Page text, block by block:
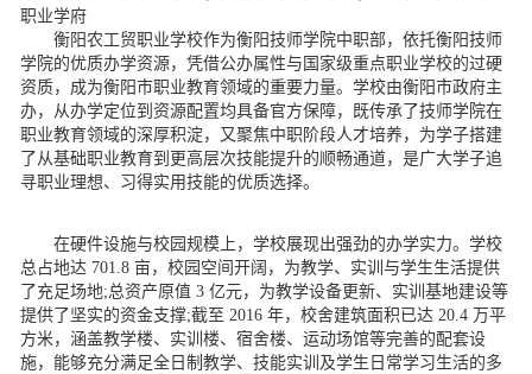
职业学府​
衡阳农工贸职业学校作为衡阳技师学院中职部，依托衡阳技师
学院的优质办学资源，凭借公办属性与国家级重点职业学校的过硬
资质，成为衡阳市职业教育领域的重要力量。学校由衡阳市政府主
办，从办学定位到资源配置均具备官方保障，既传承了技师学院在
职业教育领域的深厚积淀，又聚焦中职阶段人才培养，为学子搭建
了从基础职业教育到更高层次技能提升的顺畅通道，是广大学子追
寻职业理想、习得实用技能的优质选择。​
在硬件设施与校园规模上，学校展现出强劲的办学实力。学校
总占地达 701.8 亩，校园空间开阔，为教学、实训与学生生活提供
了充足场地;总资产原值 3 亿元，为教学设备更新、实训基地建设等
提供了坚实的资金支撑;截至 2016 年，校舍建筑面积已达 20.4 万平
方米，涵盖教学楼、实训楼、宿舍楼、运动场馆等完善的配套设
施，能够充分满足全日制教学、技能实训及学生日常学习生活的多